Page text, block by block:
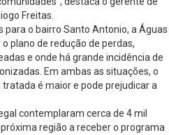
Freitas.
para o bairro Santo Antonio, a Águas
plano de redução de perdas,
e onde há grande incidência de
Em ambas as situações, o
é maior e pode prejudicar a
contemplaram cerca de 4 mil
região a receber o programa